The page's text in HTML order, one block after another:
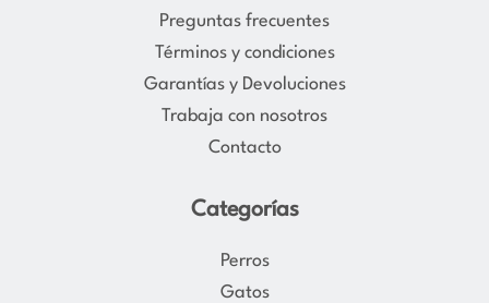
r
a
m
o
k
Preguntas frecuentes
Términos y condiciones
Garantías y Devoluciones
Trabaja con nosotros
Contacto
Categorías
Perros
Gatos